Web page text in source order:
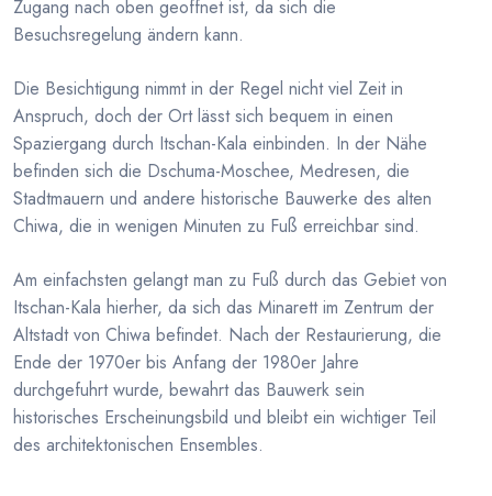
Zugang nach oben geoffnet ist, da sich die
Besuchsregelung ändern kann.
Die Besichtigung nimmt in der Regel nicht viel Zeit in
Anspruch, doch der Ort lässt sich bequem in einen
Spaziergang durch Itschan-Kala einbinden. In der Nähe
befinden sich die Dschuma-Moschee, Medresen, die
Stadtmauern und andere historische Bauwerke des alten
Chiwa, die in wenigen Minuten zu Fuß erreichbar sind.
Am einfachsten gelangt man zu Fuß durch das Gebiet von
Itschan-Kala hierher, da sich das Minarett im Zentrum der
Altstadt von Chiwa befindet. Nach der Restaurierung, die
Ende der 1970er bis Anfang der 1980er Jahre
durchgefuhrt wurde, bewahrt das Bauwerk sein
historisches Erscheinungsbild und bleibt ein wichtiger Teil
des architektonischen Ensembles.